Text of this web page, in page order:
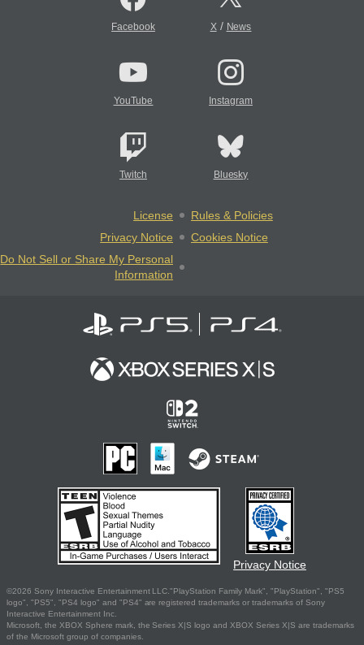
Facebook X/ News
YouTube Instagram
Twitch Bluesky
License
Rules & Policies
Privacy Notice
Cookies Notice
Do Not Sell or Share My Personal
Information
Privacy Notice
©2026 Sony Interactive Entertainment LLC."PlayStation Family Mark", "PlayStation", "PS5
logo", "PS5", "PS4 logo" and "PS4" are registered trademarks or trademarks of Sony
Interactive Entertainment Inc.
Microsoft, the XBOX Sphere mark, the Series X|S logo and XBOX Series X|S are trademarks
of the Microsoft group of companies.